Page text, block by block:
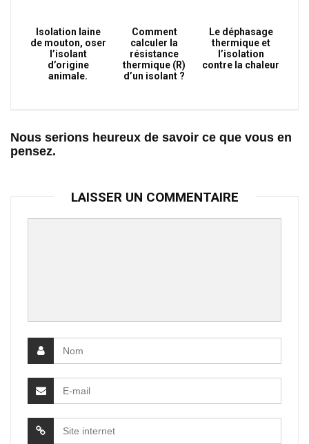
Isolation laine
de mouton, oser
l’isolant
d’origine
animale.
Comment
calculer la
résistance
thermique (R)
d’un isolant ?
Le déphasage
thermique et
l’isolation
contre la chaleur
Nous serions heureux de savoir ce que vous en
pensez.
LAISSER UN COMMENTAIRE